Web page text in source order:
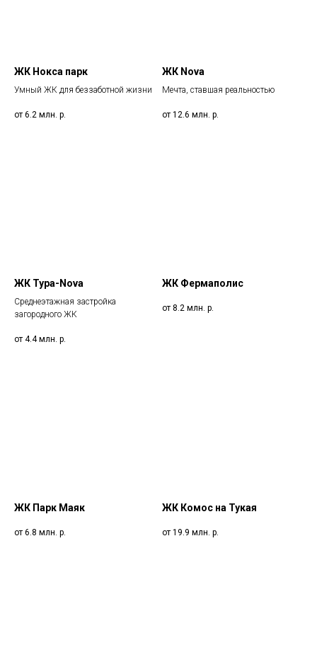
ЖК Нокса парк
Умный ЖК для беззаботной жизни
от 6.2 млн. р.
ЖК Nova
Мечта, ставшая реальностью
от 12.6 млн. р.
ЖК Тура-Nova
Среднеэтажная застройка
загородного ЖК
от 4.4 млн. р.
ЖК Фермаполис
от 8.2 млн. р.
ЖК Парк Маяк
от 6.8 млн. р.
ЖК Комос на Тукая
от 19.9 млн. р.
Защита персональных данных